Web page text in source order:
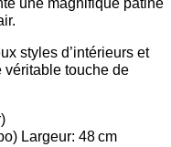
une magnifique patine
styles d’intérieurs et
véritable touche de
Largeur: 48 cm